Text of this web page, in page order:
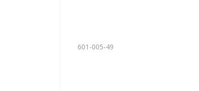
601-005-49